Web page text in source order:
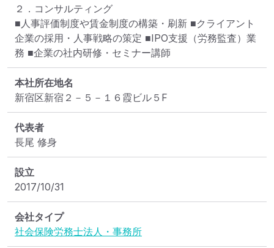
２．コンサルティング
■人事評価制度や賃金制度の構築・刷新 ■クライアント
企業の採用・人事戦略の策定 ■IPO支援（労務監査）業
務 ■企業の社内研修・セミナー講師
本社所在地名
新宿区新宿２－５－１６霞ビル５F
代表者
長尾 修身
設立
2017/10/31
会社タイプ
社会保険労務士法人・事務所